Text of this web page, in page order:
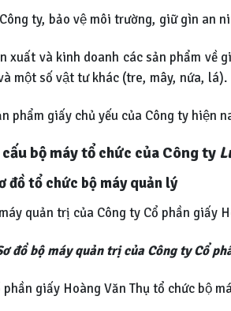
ty, bảo vệ môi trường, giữ gìn an
xuất và kinh doanh các sản phẩm về
một số vật tư khác (tre, mây, nứa, lá).
phẩm giấy chủ yếu của Công ty hiện
bộ máy tổ chức của Công ty
đồ tổ chức bộ máy quản lý
quản trị của Công ty Cổ phần giấy
đồ bộ máy quản trị của Công ty Cổ
phần giấy Hoàng Văn Thụ tổ chức bộ